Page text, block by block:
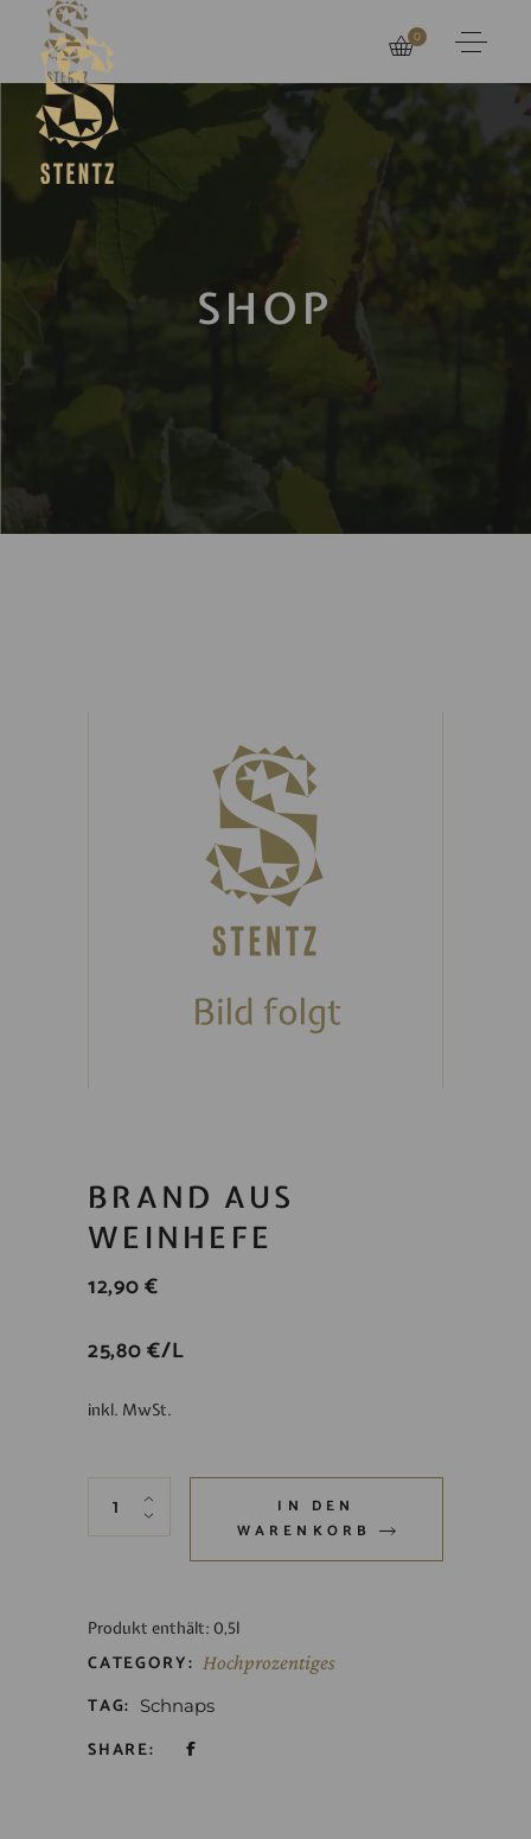
0
SHOP
BRAND AUS
WEINHEFE
12,90€
25,80€/L
inkl. MwSt.
Brand aus Weinhefe quantity
IN DEN
WARENKORB
Produkt enthält: 0,5l
CATEGORY: Hochprozentiges
TAG: Schnaps
SHARE: